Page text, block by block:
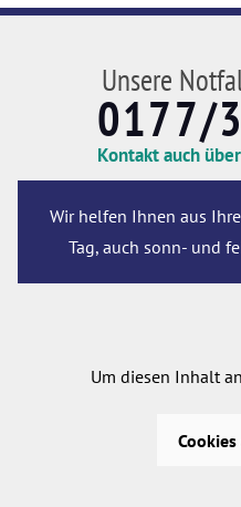
Unsere
0177/
Kontakt auch
Wir helfen Ihnen aus
Tag, auch sonn- und
Um diesen Inhalt